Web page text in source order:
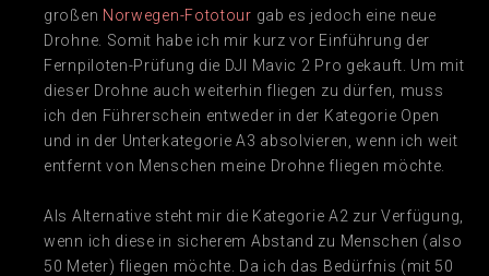
großen Norwegen-Fototour gab es jedoch eine neue
Drohne. Somit habe ich mir kurz vor Einführung der
Fernpiloten-Prüfung die DJI Mavic 2 Pro gekauft. Um mit
dieser Drohne auch weiterhin fliegen zu dürfen, muss
ich den Führerschein entweder in der Kategorie Open
und in der Unterkategorie A3 absolvieren, wenn ich weit
entfernt von Menschen meine Drohne fliegen möchte.
Als Alternative steht mir die Kategorie A2 zur Verfügung,
wenn ich diese in sicherem Abstand zu Menschen (also
50 Meter) fliegen möchte. Da ich das Bedürfnis (mit 50